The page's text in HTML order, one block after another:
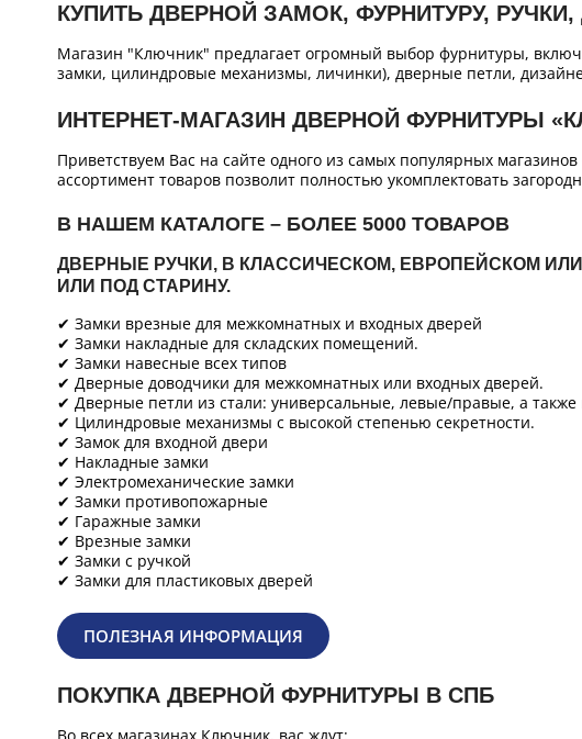
КУПИТЬ ДВЕРНОЙ ЗАМОК, ФУРНИТУРУ,
Магазин "Ключник" предлагает огромный выбор фурнитуры,
замки, цилиндровые механизмы, личинки), дверные петли,
ИНТЕРНЕТ-МАГАЗИН ДВЕРНОЙ ФУРНИТУРЫ
Приветствуем Вас на сайте одного из самых популярных
ассортимент товаров позволит полностью укомплектовать
В НАШЕМ КАТАЛОГЕ – БОЛЕЕ 5000 ТОВАРОВ
ДВЕРНЫЕ РУЧКИ, В КЛАССИЧЕСКОМ, ЕВРОПЕЙСКОМ
ИЛИ ПОД СТАРИНУ.
✔ Замки врезные для межкомнатных и входных дверей
✔ Замки накладные для складских помещений.
✔ Замки навесные всех типов
✔ Дверные доводчики для межкомнатных или входных дверей.
✔ Дверные петли из стали: универсальные, левые/правые, а
✔ Цилиндровые механизмы с высокой степенью секретности.
✔ Замок для входной двери
✔ Накладные замки
✔ Электромеханические замки
✔ Замки противопожарные
✔ Гаражные замки
✔ Врезные замки
✔ Замки с ручкой
✔ Замки для пластиковых дверей
ПОЛЕЗНАЯ ИНФОРМАЦИЯ
ПОКУПКА ДВЕРНОЙ ФУРНИТУРЫ В СПБ